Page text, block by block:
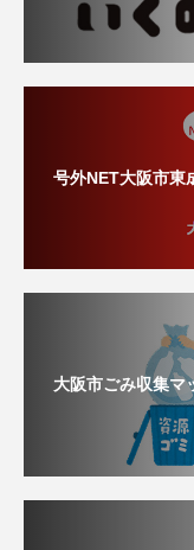
号外NET大阪市東
大阪市ごみ収集マ